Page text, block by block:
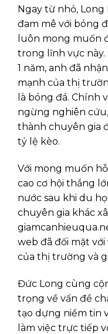
Ngay từ nhỏ,
đam mê với bóng
luôn mong muốn
trong lĩnh vực này.
1 năm, anh đã
mạnh của thị
là bóng đá. Chính
ngừng nghiên
thành chuyên gia
tỷ lệ kèo.
Với mong muốn
cao cơ hội thắng
nước sau khi du
chuyên gia khác
web đã đối mặt
của thị trường và
Đức Long cùng
trọng về vấn đề
tạo dựng niềm tin
làm việc trực tiếp